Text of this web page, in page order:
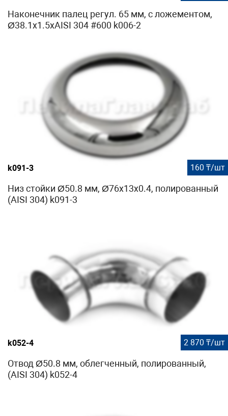
Наконечник палец регул. 65 мм, с ложементом,
Ø38.1х1.5хAISI 304 #600 k006-2
k091-3 160 ₸/шт
Низ стойки Ø50.8 мм, Ø76х13х0.4, полированный
(AISI 304) k091-3
k052-4 2 870 ₸/шт
Отвод Ø50.8 мм, облегченный, полированный,
(AISI 304) k052-4